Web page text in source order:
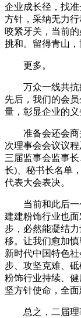
企业成长径，找
方针，采纳无力
咬紧牙关，当前
挑和。留得青山，
更多。
万众一线共抗
先后，我们的会
量，彰显企业的义
准备会还会商
次理事会会议议
三届监事会监事
长)、秘书长名单
代表大会表决。
当前和此后一个
建建粉饰行业也
步，必然能凝结
移。让我们愈加
新时代中国特色
步、攻坚克难、
粉饰行业持续、
坚方针使命，全
总之，二届理